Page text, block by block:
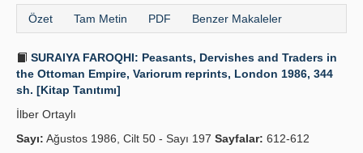
Özet Tam Metin PDF Benzer Makaleler
SURAIYA FAROQHI: Peasants, Dervishes and Traders in
the Ottoman Empire, Variorum reprints, London 1986, 344
sh. [Kitap Tanıtımı]
İlber Ortaylı
Sayı: Ağustos 1986, Cilt 50 - Sayı 197 Sayfalar: 612-612